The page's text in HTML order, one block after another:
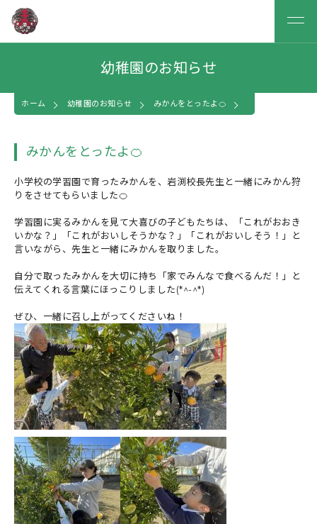
幼稚園のお知らせ
ホーム 幼稚園のお知らせ みかんをとったよ🍊
みかんをとったよ🍊
小学校の学習園で育ったみかんを、岩渕校長先生と一緒にみかん狩
りをさせてもらいました🍊
学習園に実るみかんを見て大喜びの子どもたちは、「これがおおき
いかな？」「これがおいしそうかな？」「これがおいしそう！」と
言いながら、先生と一緒にみかんを取りました。
自分で取ったみかんを大切に持ち「家でみんなで食べるんだ！」と
伝えてくれる言葉にほっこりしました(*^-^*)
ぜひ、一緒に召し上がってくださいね！